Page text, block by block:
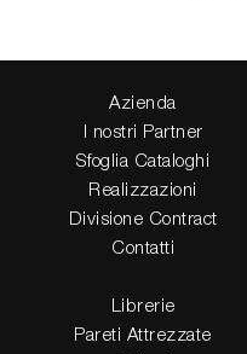
Azienda
I nostri Partner
Sfoglia Cataloghi
Realizzazioni
Divisione Contract
Contatti
Librerie
Pareti Attrezzate